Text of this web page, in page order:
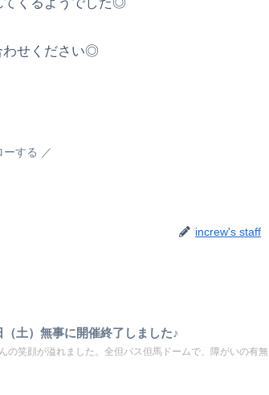
わせください◎
ーする
increw's staff
土）無事に開催終了しました♪
の笑顔が溢れました。全但バス但馬ドームで、障がいの有無